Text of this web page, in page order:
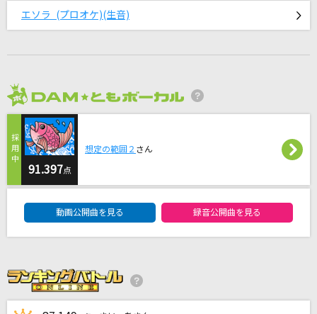
[生音]勝手にしやがれ
[生音]HALF
女王蜂
このまま君だけを奪い去りたい
DEEN
ultra魂
[生音]闘う戦士たちへ愛を込めて
サザンオールスターズ
エソラ (プロオケ)(生音)
91.397点
想定の範囲２ さん
動画公開曲を見る 録音公開曲を見る